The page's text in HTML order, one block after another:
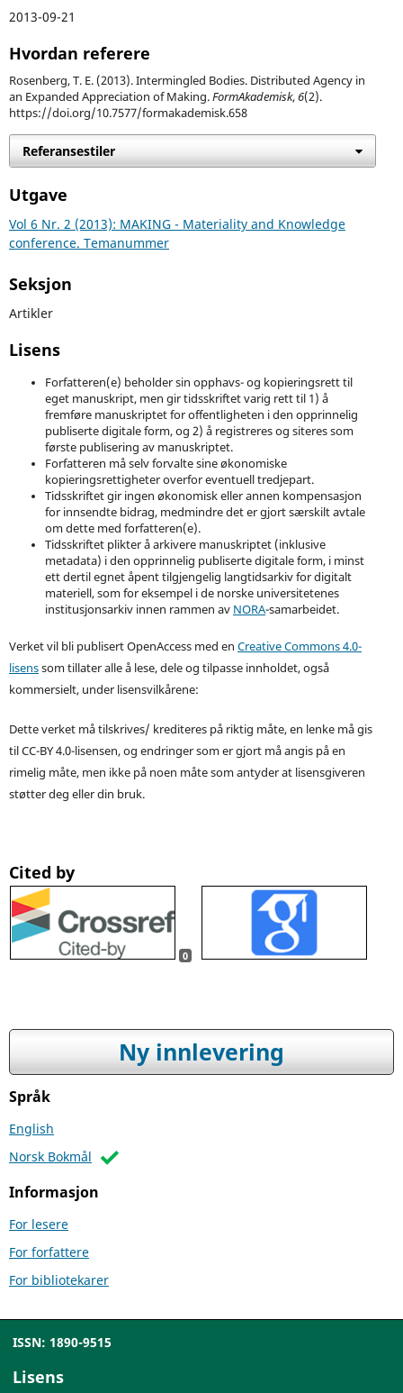
2013-09-21
Hvordan referere
Rosenberg, T. E. (2013). Intermingled Bodies. Distributed Agency in
an Expanded Appreciation of Making.FormAkademisk,6(2).
https://doi.org/10.7577/formakademisk.658
Referansestiler
Utgave
Vol 6 Nr. 2 (2013): MAKING - Materiality and Knowledge
conference. Temanummer
Seksjon
Artikler
Lisens
Forfatteren(e) beholder sin opphavs- og kopieringsrett til
eget manuskript, men gir tidsskriftet varig rett til 1) å
fremføre manuskriptet for offentligheten i den opprinnelig
publiserte digitale form, og 2) å registreres og siteres som
første publisering av manuskriptet.
Forfatteren må selv forvalte sine økonomiske
kopieringsrettigheter overfor eventuell tredjepart.
Tidsskriftet gir ingen økonomisk eller annen kompensasjon
for innsendte bidrag, medmindre det er gjort særskilt avtale
om dette med forfatteren(e).
Tidsskriftet plikter å arkivere manuskriptet (inklusive
metadata) i den opprinnelig publiserte digitale form, i minst
ett dertil egnet åpent tilgjengelig langtidsarkiv for digitalt
materiell, som for eksempel i de norske universitetenes
institusjonsarkiv innen rammen av NORA-samarbeidet.
Verket vil bli publisert OpenAccess med en Creative Commons 4.0-
lisenssom tillater alle å lese, dele og tilpasse innholdet, også
kommersielt, under lisensvilkårene:
Dette verket må tilskrives/ krediteres på riktig måte, en lenke må gis
til CC-BY 4.0-lisensen, og endringer som er gjort må angis på en
rimelig måte, men ikke på noen måte som antyder at lisensgiveren
støtter deg eller din bruk.
Cited by
0
Ny innlevering
Språk
English
Norsk Bokmål
Informasjon
For lesere
For forfattere
For bibliotekarer
ISSN: 1890-9515
Lisens